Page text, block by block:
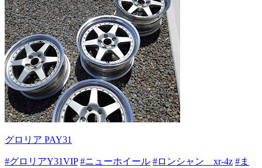
グロリア PAY31
#グロリアY31VIP #ニューホイール #ロンシャン xr-4z #ま